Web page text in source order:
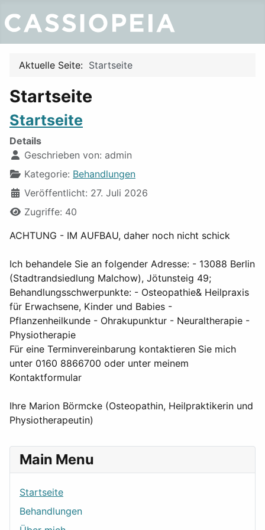
Aktuelle Seite: Startseite
Startseite
Startseite
Details
Geschrieben von: admin
Kategorie: Behandlungen
Veröffentlicht: 27. Juli 2026
Zugriffe: 40
ACHTUNG - IM AUFBAU, daher noch nicht schick
Ich behandele Sie an folgender Adresse: - 13088 Berlin
(Stadtrandsiedlung Malchow), Jötunsteig 49;
Behandlungsschwerpunkte: - Osteopathie& Heilpraxis
für Erwachsene, Kinder und Babies -
Pflanzenheilkunde - Ohrakupunktur - Neuraltherapie -
Physiotherapie
Für eine Terminvereinbarung kontaktieren Sie mich
unter 0160 8866700 oder unter meinem
Kontaktformular
Ihre Marion Börmcke (Osteopathin, Heilpraktikerin und
Physiotherapeutin)
Main Menu
Startseite
Behandlungen